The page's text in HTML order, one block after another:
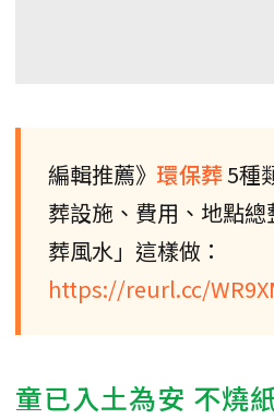
編輯推薦》 環保葬 5種
葬設施、費用、地點
葬風水」這樣做：
https://reurl.cc/
童已入土為安 不燒